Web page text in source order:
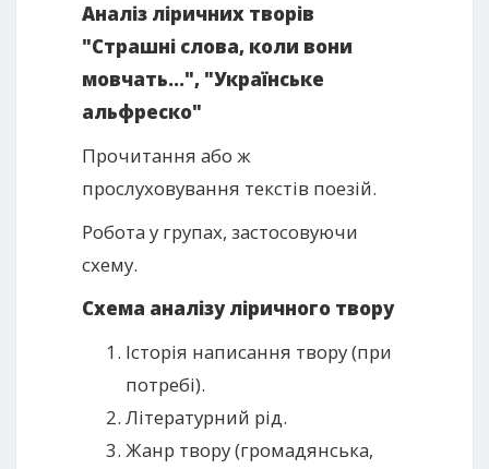
Аналіз ліричних творів
"Страшні слова, коли вони
мовчать…", "Українське
альфреско"
Прочитання або ж
прослуховування текстів поезій.
Робота у групах, застосовуючи
схему.
Схема аналізу ліричного твору
Історія написання твору (при
потребі).
Літературний рід.
Жанр твору (громадянська,